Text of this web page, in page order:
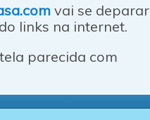
vai se deparar
links na internet.
parecida com